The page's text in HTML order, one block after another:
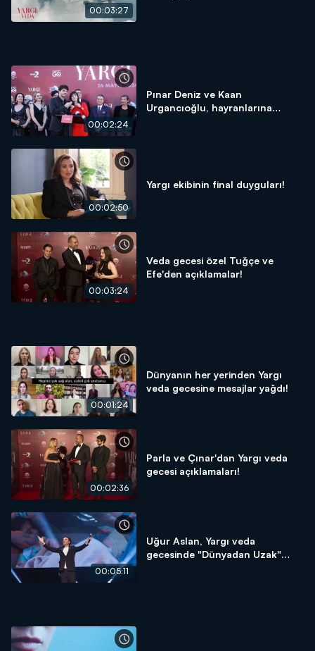
00:03:27
00:02:24
Pınar Deniz ve Kaan
Urgancıoğlu, hayranlarına
00:02:50
Yargı ekibinin final duyguları!
00:03:24
Veda gecesi özel Tuğçe ve
Efe'den açıklamalar!
00:01:24
Dünyanın her yerinden Yargı
veda gecesine mesajlar yağdı!
00:02:36
Parla ve Çınar'dan Yargı veda
gecesi açıklamaları!
00:05:11
Uğur Aslan, Yargı veda
gecesinde "Dünyadan Uzak"